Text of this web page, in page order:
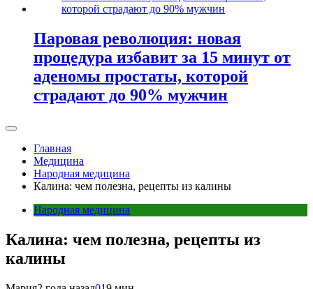
Паровая революция: новая
процедура избавит за 15 минут от
аденомы простаты, которой
страдают до 90% мужчин
Главная
Медицина
Народная медицина
Калина: чем полезна, рецепты из калины
Народная медицина
Калина: чем полезна, рецепты из
калины